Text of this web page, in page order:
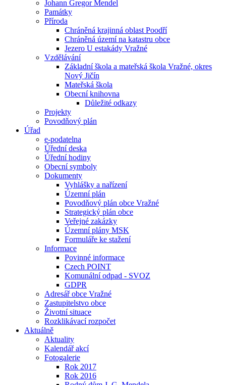
Johann Gregor Mendel
Památky
Příroda
Chráněná krajinná oblast Poodří
Chráněná území na katastru obce
Jezero U estakády Vražné
Vzdělávání
Základní škola a mateřská škola Vražné, okres
Nový Jičín
Mateřská škola
Obecní knihovna
Důležité odkazy
Projekty
Povodňový plán
Úřad
e-podatelna
Úřední deska
Úřední hodiny
Obecní symboly
Dokumenty
Vyhlášky a nařízení
Územní plán
Povodňový plán obce Vražné
Strategický plán obce
Veřejné zakázky
Územní plány MSK
Formuláře ke stažení
Informace
Povinné informace
Czech POINT
Komunální odpad - SVOZ
GDPR
Adresář obce Vražné
Zastupitelstvo obce
Životní situace
Rozklikávací rozpočet
Aktuálně
Aktuality
Kalendář akcí
Fotogalerie
Rok 2017
Rok 2016